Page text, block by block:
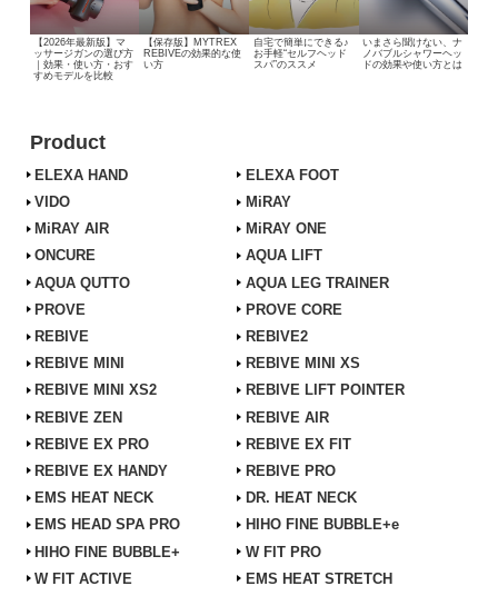
【2026年最新版】マ
ッサージガンの選び方
｜効果・使い方・おす
すめモデルを比較
【保存版】MYTREX
REBIVEの効果的な使
い方
自宅で簡単にできる♪
お手軽“セルフヘッド
スパ”のススメ
いまさら聞けない、ナ
ノバブルシャワーヘッ
ドの効果や使い方とは
Product
ELEXA HAND
ELEXA FOOT
VIDO
MiRAY
MiRAY AIR
MiRAY ONE
ONCURE
AQUA LIFT
AQUA QUTTO
AQUA LEG TRAINER
PROVE
PROVE CORE
REBIVE
REBIVE2
REBIVE MINI
REBIVE MINI XS
REBIVE MINI XS2
REBIVE LIFT POINTER
REBIVE ZEN
REBIVE AIR
REBIVE EX PRO
REBIVE EX FIT
REBIVE EX HANDY
REBIVE PRO
EMS HEAT NECK
DR. HEAT NECK
EMS HEAD SPA PRO
HIHO FINE BUBBLE+e
HIHO FINE BUBBLE+
W FIT PRO
W FIT ACTIVE
EMS HEAT STRETCH